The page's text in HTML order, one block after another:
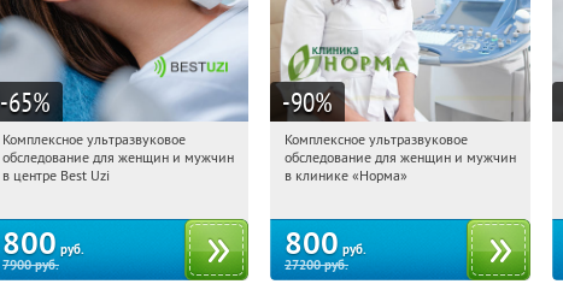
-65%
16:22:52 Купили:
Арбатская
Комплексное ультразвуковое
обследование для женщин и мужчин
в центре Best Uzi
800 руб.
7900руб.
-90%
16:22:52 Купили:
Арбатская
Комплексное ультразвуковое
обследование для женщин и мужчин
в клинике «Норма»
800 руб.
27200руб.